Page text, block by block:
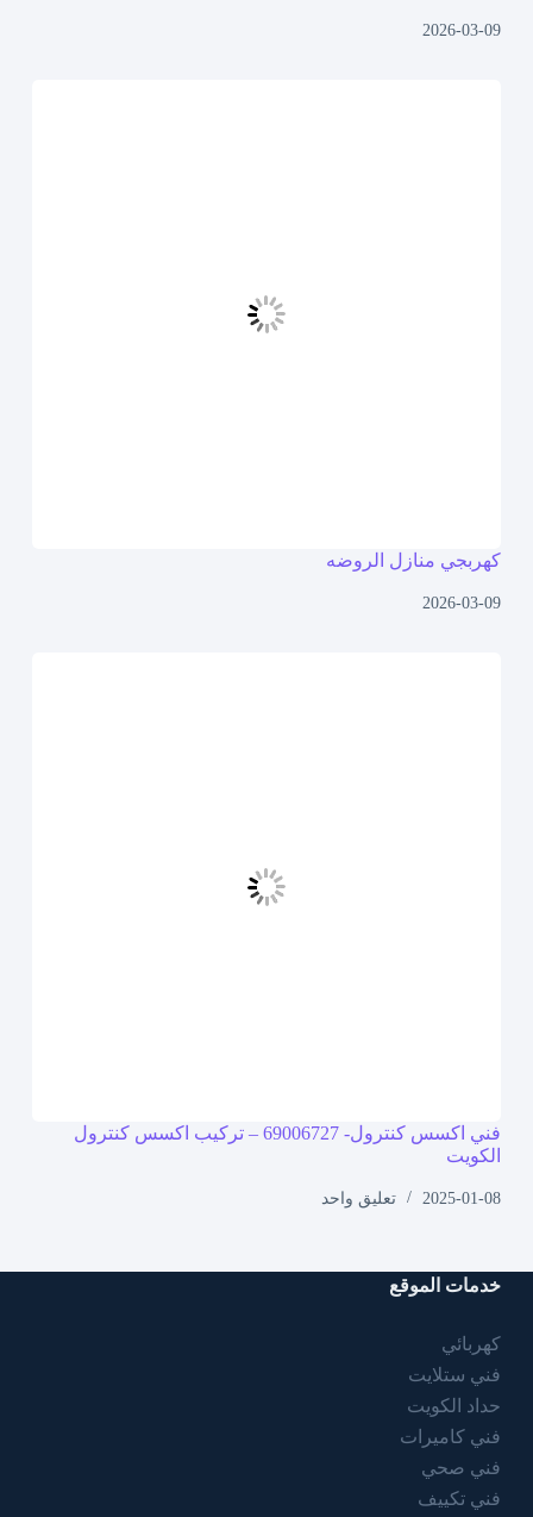
2026-03-09
كهربجي منازل الروضه
2026-03-09
فني اكسس كنترول- 69006727 – تركيب اكسس كنترول
الكويت
2025-01-08 تعليق واحد
خدمات الموقع
كهربائي
فني ستلايت
حداد الكويت
فني كاميرات
فني صحي
فني تكييف